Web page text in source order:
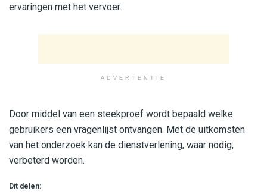
ervaringen met het vervoer.
ADVERTENTIE
Door middel van een steekproef wordt bepaald welke
gebruikers een vragenlijst ontvangen. Met de uitkomsten
van het onderzoek kan de dienstverlening, waar nodig,
verbeterd worden.
Dit delen: